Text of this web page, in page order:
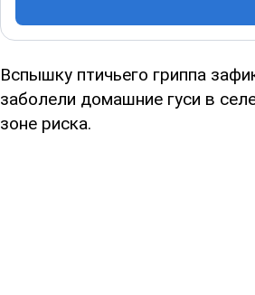
Вспышку птичьего гриппа
заболели домашние гуси в
зоне риска.